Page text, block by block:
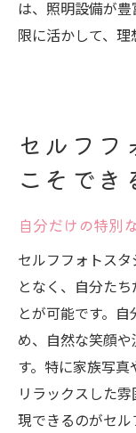
は、照明設備が
限に活かして、理
セルフフ
こそでき
自分だけの特別
セルフフォトス
となく、自分た
とが可能です。
め、自然な笑顔
す。特に家族写真
リラックスした
現できるのがセル